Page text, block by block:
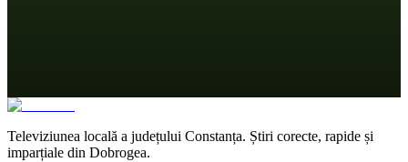
Televiziunea locală a județului Constanța. Știri corecte, rapide și
imparțiale din Dobrogea.